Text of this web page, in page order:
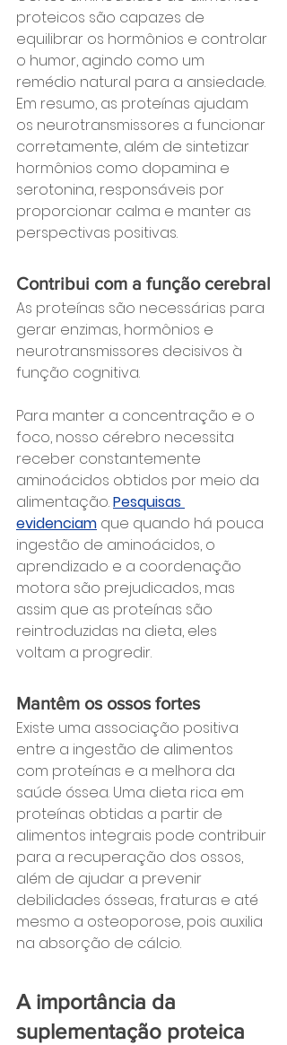
proteicos são capazes de
equilibrar os hormônios e controlar
o humor, agindo como um
remédio natural para a ansiedade.
Em resumo, as proteínas ajudam
os neurotransmissores a funcionar
corretamente, além de sintetizar
hormônios como dopamina e
serotonina, responsáveis por
proporcionar calma e manter as
perspectivas positivas.
Contribui com a função cerebral
As proteínas são necessárias para
gerar enzimas, hormônios e
neurotransmissores decisivos à
função cognitiva.
Para manter a concentração e o
foco, nosso cérebro necessita
receber constantemente
aminoácidos obtidos por meio da
alimentação. Pesquisas
evidenciam que quando há pouca
ingestão de aminoácidos, o
aprendizado e a coordenação
motora são prejudicados, mas
assim que as proteínas são
reintroduzidas na dieta, eles
voltam a progredir.
Mantêm os ossos fortes
Existe uma associação positiva
entre a ingestão de alimentos
com proteínas e a melhora da
saúde óssea. Uma dieta rica em
proteínas obtidas a partir de
alimentos integrais pode contribuir
para a recuperação dos ossos,
além de ajudar a prevenir
debilidades ósseas, fraturas e até
mesmo a osteoporose, pois auxilia
na absorção de cálcio.
A importância da
suplementação proteica